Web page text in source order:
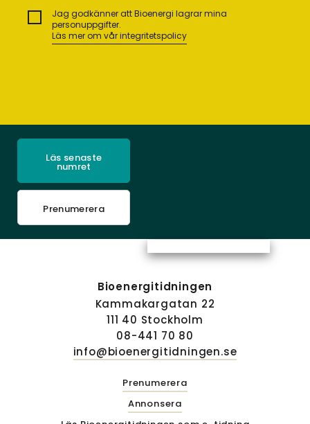
Jag godkänner att Bioenergi lagrar mina
personuppgifter.
Läs mer om vår integritetspolicy
Läs senaste
numret
Prenumerera
Bioenergitidningen
Kammakargatan 22
111 40 Stockholm
08-441 70 80
info@bioenergitidningen.se
Prenumerera
Annonsera